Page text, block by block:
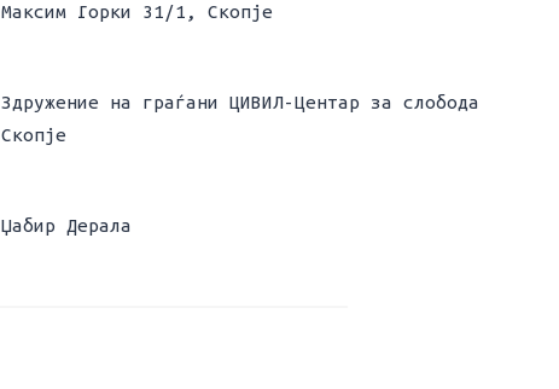
Максим Горки 31/1, Скопје
Здружение на граѓани ЦИВИЛ-Центар за слобода
Скопје
Џабир Дерала